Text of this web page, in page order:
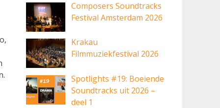
Composers Soundtracks
Festival Amsterdam 2026
Krakau
Filmmuziekfestival 2026
Spotlights #19: Boeiende
Soundtracks uit 2026 –
deel 1